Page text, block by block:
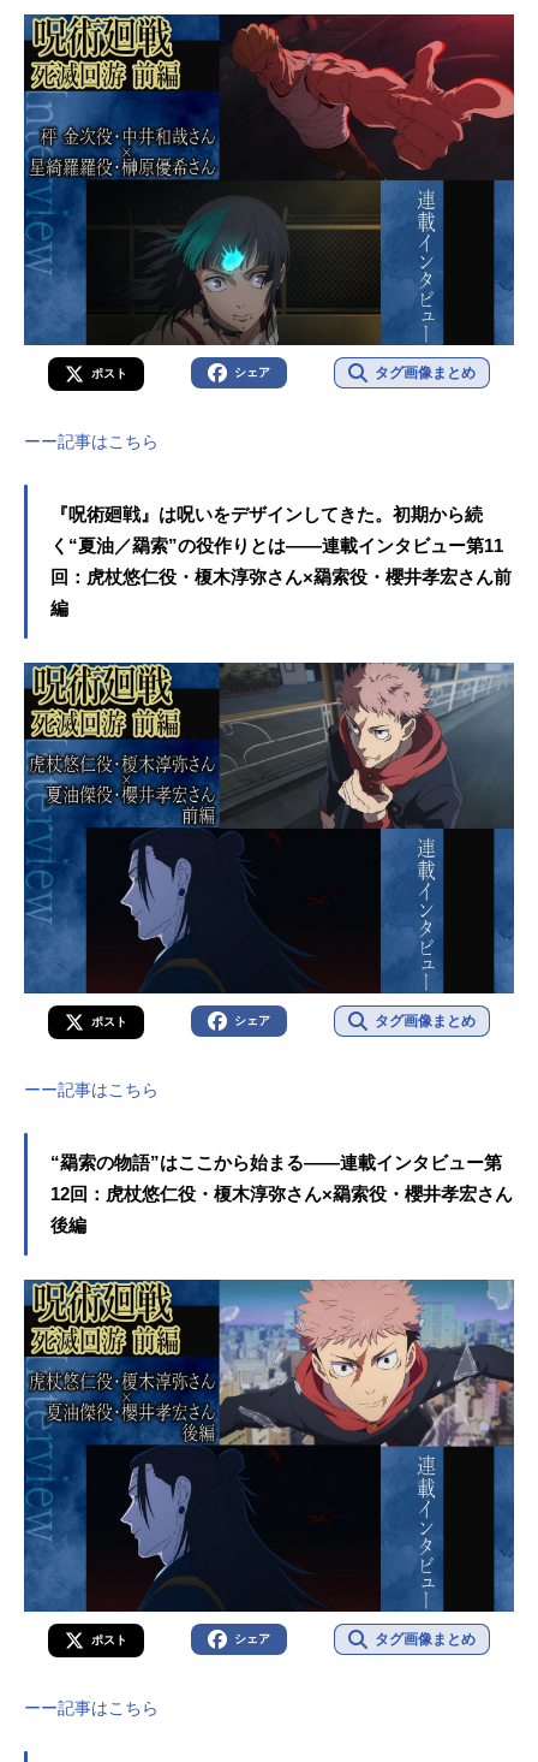
ポスト シェア タグ画像まとめ
ーー記事はこちら
『呪術廻戦』は呪いをデザインしてきた。初期から続
く“夏油／羂索”の役作りとは――連載インタビュー第11
回：虎杖悠仁役・榎木淳弥さん×羂索役・櫻井孝宏さん前
編
ポスト シェア タグ画像まとめ
ーー記事はこちら
“羂索の物語”はここから始まる――連載インタビュー第
12回：虎杖悠仁役・榎木淳弥さん×羂索役・櫻井孝宏さん
後編
ポスト シェア タグ画像まとめ
ーー記事はこちら